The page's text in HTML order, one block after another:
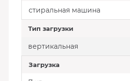
стиральная машина
Тип загрузки
вертикальная
Загрузка